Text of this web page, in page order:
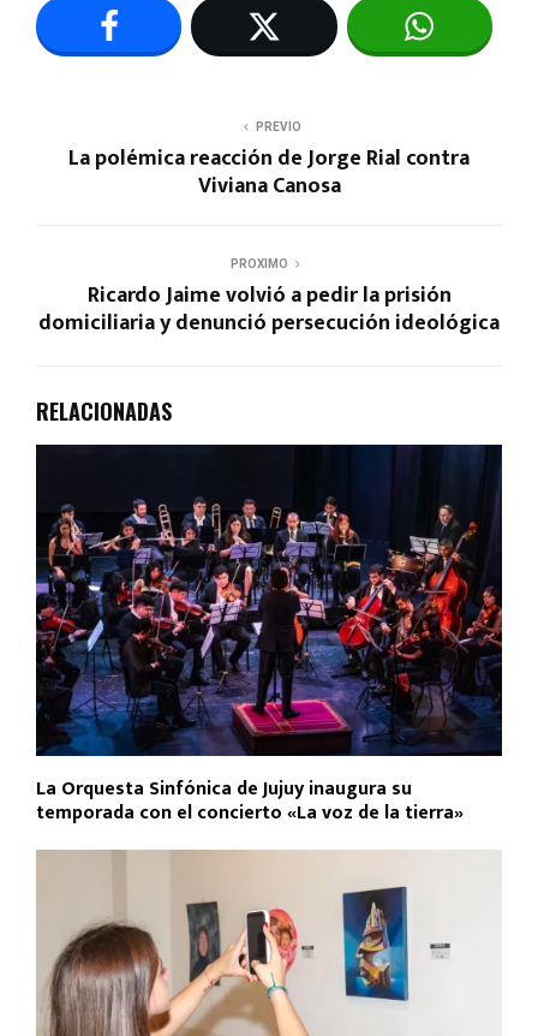
PREVIO
La polémica reacción de Jorge Rial contra
Viviana Canosa
PROXIMO
Ricardo Jaime volvió a pedir la prisión
domiciliaria y denunció persecución ideológica
RELACIONADAS
La Orquesta Sinfónica de Jujuy inaugura su
temporada con el concierto «La voz de la tierra»